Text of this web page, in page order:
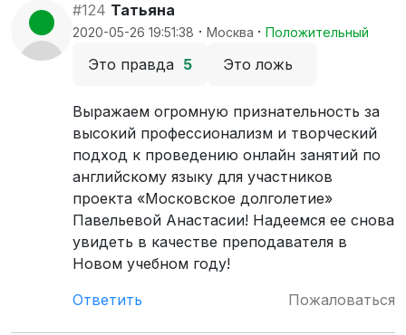
#124 Татьяна
2020-05-26 19:51:38 · Москва · Положительный
Это правда 5 Это ложь
Выражаем огромную признательность за
высокий профессионализм и творческий
подход к проведению онлайн занятий по
английскому языку для участников
проекта «Московское долголетие»
Павельевой Анастасии! Надеемся ее снова
увидеть в качестве преподавателя в
Новом учебном году!
Ответить
Пожаловаться